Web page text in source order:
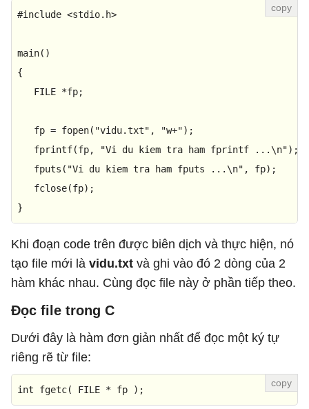
#include <stdio.h>
main()
{
   FILE *fp;
   fp =
fopen( "vidu.txt" , "w+");
fprintf(fp, "Vi du kiem tra ham fprintf ...\n");
fputs ( "Vi du kiem tra ham fputs ...\n" , fp);
fclose(fp);
}
Khi đoạn code trên được biên dịch và thực hiện, nó
tạo file mới là vidu.txt và ghi vào đó 2 dòng của 2
hàm khác nhau. Cùng đọc file này ở phần tiếp theo.
Đọc file trong C
Dưới đây là hàm đơn giản nhất để đọc một ký tự
riêng rẽ từ file:
int fgetc( FILE * fp );